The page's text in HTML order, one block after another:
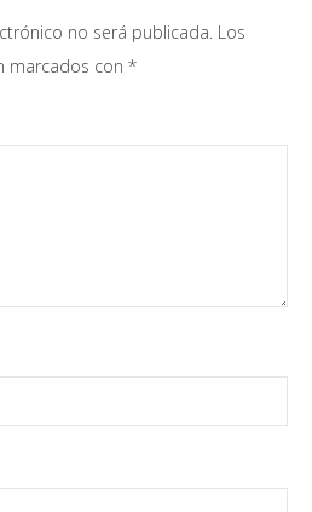
no será publicada. Los
marcados con *